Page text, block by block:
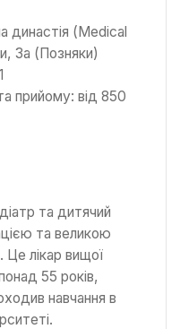
династія (Medical
3а (Позняки)
прийому: від 850
та дитячий
та великою
Це лікар вищої
55 років,
навчання в